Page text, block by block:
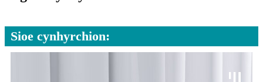
Sioe cynhyrchion: